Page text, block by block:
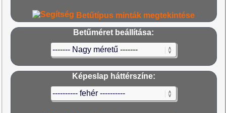
Betűtípus minták megtekintése
Betűméret beállítása:
Képeslap háttérszíne: